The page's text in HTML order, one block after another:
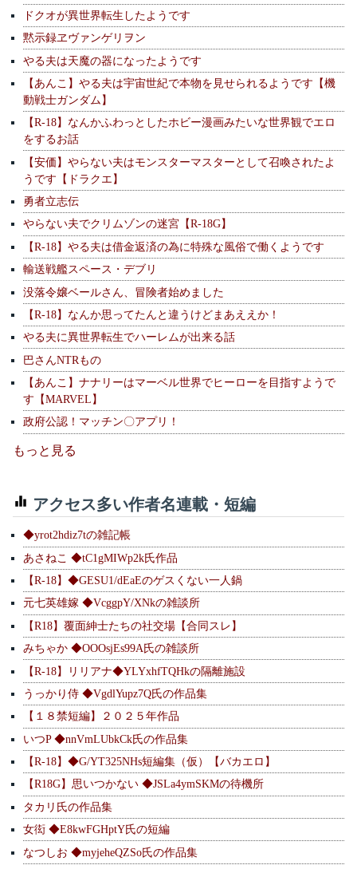
ドクオが異世界転生したようです
黙示録ヱヴァンゲリヲン
やる夫は天魔の器になったようです
【あんこ】やる夫は宇宙世紀で本物を見せられるようです【機
動戦士ガンダム】
【R-18】なんかふわっとしたホビー漫画みたいな世界観でエロ
をするお話
【安価】やらない夫はモンスターマスターとして召喚されたよ
うです【ドラクエ】
勇者立志伝
やらない夫でクリムゾンの迷宮【R-18G】
【R-18】やる夫は借金返済の為に特殊な風俗で働くようです
輸送戦艦スペース・デブリ
没落令嬢ベールさん、冒険者始めました
【R-18】なんか思ってたんと違うけどまあええか！
やる夫に異世界転生でハーレムが出来る話
巴さんNTRもの
【あんこ】ナナリーはマーベル世界でヒーローを目指すようで
す【MARVEL】
政府公認！マッチン〇アプリ！
もっと見る
アクセス多い作者名連載・短編
◆yrot2hdiz7tの雑記帳
あさねこ ◆tC1gMIWp2k氏作品
【R-18】◆GESU1/dEaEのゲスくない一人鍋
元七英雄嫁 ◆VcggpY/XNkの雑談所
【R18】覆面紳士たちの社交場【合同スレ】
みちゃか ◆OOOsjEs99A氏の雑談所
【R-18】リリアナ◆YLYxhfTQHkの隔離施設
うっかり侍 ◆VgdlYupz7Q氏の作品集
【１８禁短編】２０２５年作品
いつP ◆nnVmLUbkCk氏の作品集
【R-18】◆G/YT325NHs短編集（仮）【バカエロ】
【R18G】思いつかない ◆JSLa4ymSKMの待機所
タカリ氏の作品集
女衒 ◆E8kwFGHptY氏の短編
なつしお ◆myjeheQZSo氏の作品集